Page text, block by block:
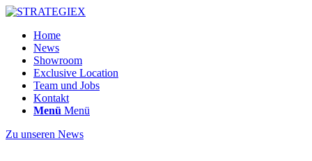
Home
News
Showroom
Exclusive Location
Team und Jobs
Kontakt
Menü Menü
Zu unseren News